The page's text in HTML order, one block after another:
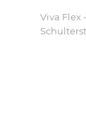
Viva Flex